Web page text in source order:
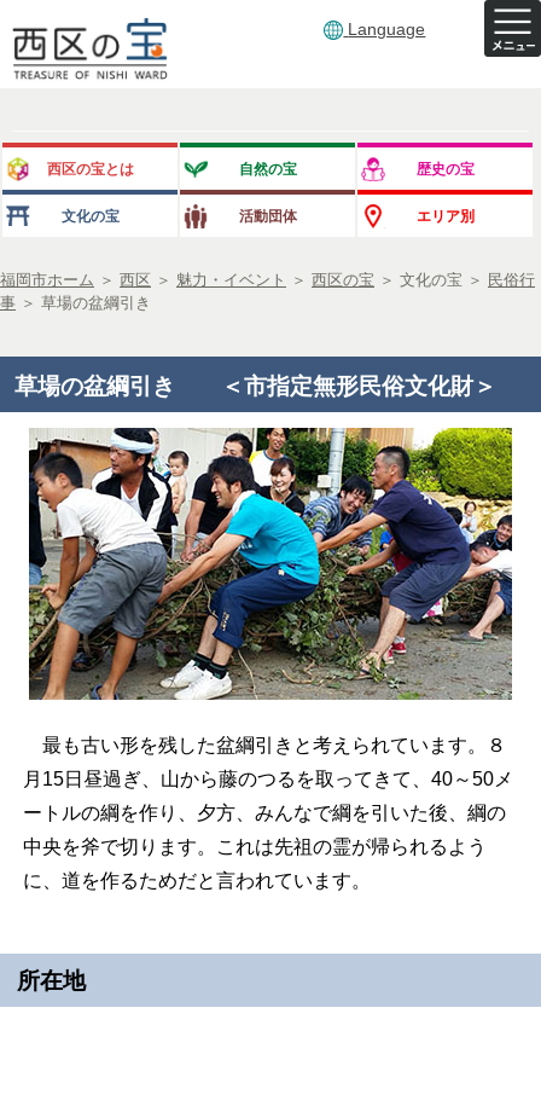
Language
西区の宝とは 自然の宝 歴史の宝
文化の宝 活動団体 エリア別
福岡市ホーム ＞ 西区 ＞ 魅力・イベント ＞ 西区の宝 ＞ 文化の宝 ＞ 民俗行
事 ＞ 草場の盆綱引き
草場の盆綱引き ＜市指定無形民俗文化財＞
最も古い形を残した盆綱引きと考えられています。８
月15日昼過ぎ、山から藤のつるを取ってきて、40～50メ
ートルの綱を作り、夕方、みんなで綱を引いた後、綱の
中央を斧で切ります。これは先祖の霊が帰られるよう
に、道を作るためだと言われています。
所在地